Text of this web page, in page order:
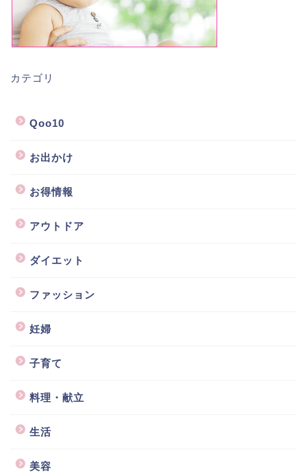
カテゴリ
Qoo10
お出かけ
お得情報
アウトドア
ダイエット
ファッション
妊婦
子育て
料理・献立
生活
美容